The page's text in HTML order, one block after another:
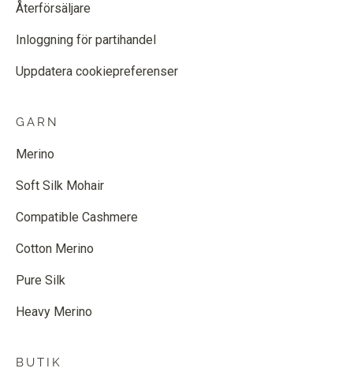
Återförsäljare
Inloggning för partihandel
Uppdatera cookiepreferenser
GARN
Merino
Soft Silk Mohair
Compatible Cashmere
Cotton Merino
Pure Silk
Heavy Merino
BUTIK